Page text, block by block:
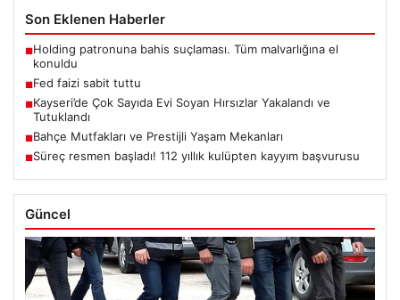
Son Eklenen Haberler
■Holding patronuna bahis suçlaması. Tüm malvarlığına el
konuldu
■Fed faizi sabit tuttu
■Kayseri’de Çok Sayıda Evi Soyan Hırsızlar Yakalandı ve
Tutuklandı
■Bahçe Mutfakları ve Prestijli Yaşam Mekanları
■Süreç resmen başladı! 112 yıllık kulüpten kayyım başvurusu
Güncel